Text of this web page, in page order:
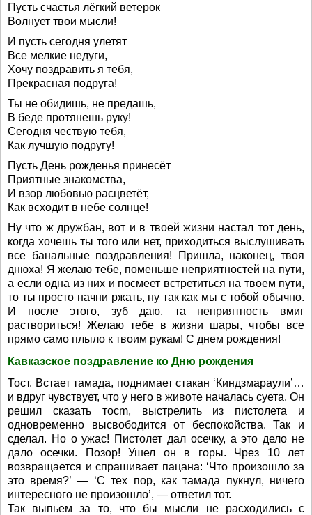
Пусть счастья лёгкий ветерок
Волнует твои мысли!
И пусть сегодня улетят
Все мелкие недуги,
Хочу поздравить я тебя,
Прекрасная подруга!
Ты не обидишь, не предашь,
В беде протянешь руку!
Сегодня чествую тебя,
Как лучшую подругу!
Пусть День рожденья принесёт
Приятные знакомства,
И взор любовью расцветёт,
Как всходит в небе солнце!
Ну что ж дружбан, вот и в твоей жизни настал тот день,
когда хочешь ты того или нет, приходиться выслушивать
все банальные поздравления! Пришла, наконец, твоя
днюха! Я желаю тебе, поменьше неприятностей на пути,
а если одна из них и посмеет встретиться на твоем пути,
то ты просто начни ржать, ну так как мы с тобой обычно.
И после этого, зуб даю, та неприятность вмиг
раствориться! Желаю тебе в жизни шары, чтобы все
прямо само плыло к твоим рукам! С днем рождения!
Кавказское поздравление ко Дню рождения
Тост. Встает тамада, поднимает стакан ‘Киндзмараули’…
и вдруг чувствует, что у него в животе началась суета. Он
решил сказать тосm, выстрелить из пистолета и
одновременно высвободится от беспокойства. Так и
сделал. Но о ужас! Пистолет дал осечку, а это дело не
дало осечки. Позор! Ушел он в горы. Чрез 10 лет
возвращается и спрашивает пацана: ‘Что произошло за
это время?’ — ‘С тех пор, как тамада пукнул, ничего
интересного не произошло’, — ответил тот.
Так выпьем за то, что бы мысли не расходились с